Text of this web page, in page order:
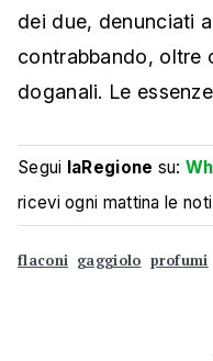
dei due, denunciati
contrabbando, oltre
doganali. Le
Segui laRegione su:
ricevi ogni mattina le
flaconi gaggiolo profumi